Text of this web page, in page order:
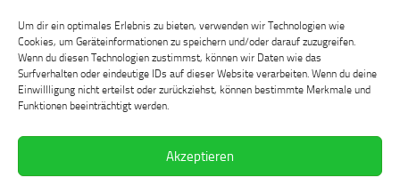
Um dir ein optimales Erlebnis zu bieten, verwenden wir Technologien wie
Cookies, um Geräteinformationen zu speichern und/oder darauf zuzugreifen.
Wenn du diesen Technologien zustimmst, können wir Daten wie das
Surfverhalten oder eindeutige IDs auf dieser Website verarbeiten. Wenn du deine
Einwillligung nicht erteilst oder zurückziehst, können bestimmte Merkmale und
Funktionen beeinträchtigt werden.
Akzeptieren
Mastodon